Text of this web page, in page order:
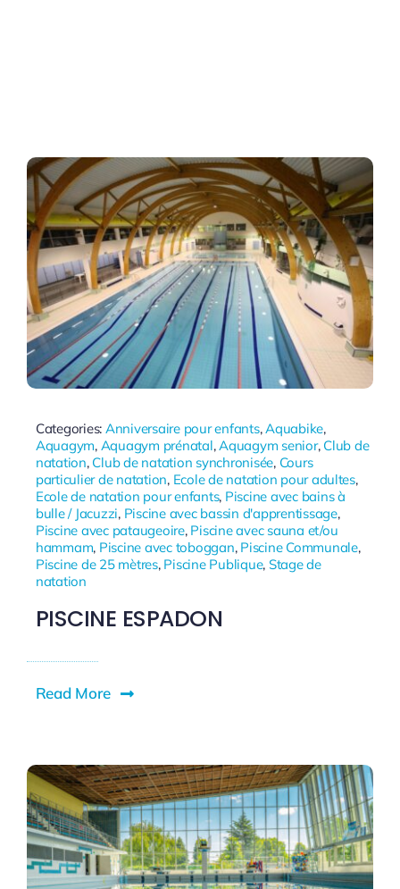
Categories: Anniversaire pour enfants,Aquabike,
Aquagym, Aquagym prénatal,Aquagym senior, Club de
natation, Club de natation synchronisée, Cours
particulier de natation, Ecole de natation pour adultes,
Ecole de natation pour enfants, Piscine avec bains à
bulle / Jacuzzi, Piscine avec bassin d'apprentissage,
Piscine avec pataugeoire, Piscine avec sauna et/ou
hammam, Piscine avec toboggan, Piscine Communale,
Piscine de 25 mètres, Piscine Publique, Stage de
natation
PISCINE ESPADON
Read More